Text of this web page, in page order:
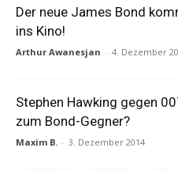
Der neue James Bond
ins Kino!
Arthur Awanesjan - 4. Dezember
Stephen Hawking gegen
zum Bond-Gegner?
Maxim B. - 3. Dezember 2014